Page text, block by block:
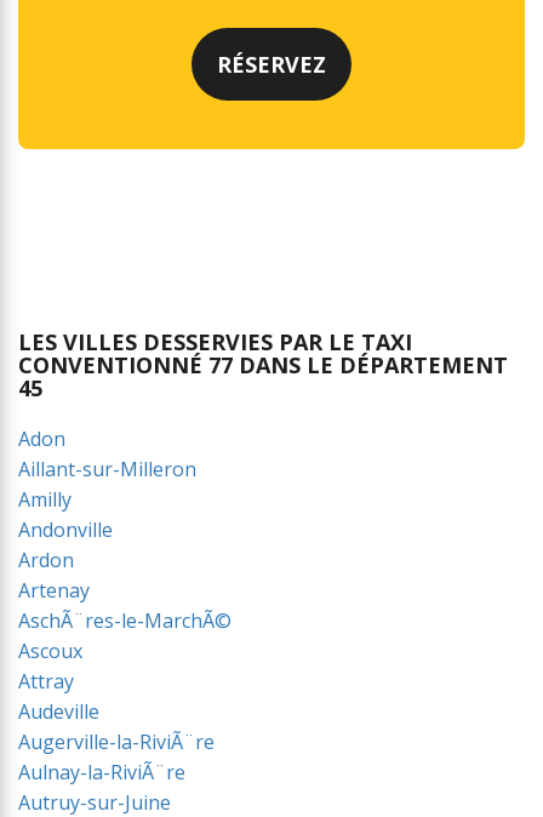
LES VILLES DESSERVIES PAR LE TAXI
CONVENTIONNÉ 77 DANS LE DÉPARTEMENT
45
Adon
Aillant-sur-Milleron
Amilly
Andonville
Ardon
Artenay
AschÃ¨res-le-MarchÃ©
Ascoux
Attray
Audeville
Augerville-la-RiviÃ¨re
Aulnay-la-RiviÃ¨re
Autruy-sur-Juine